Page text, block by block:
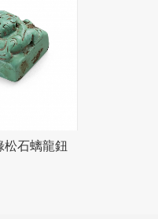
松石螭龍鈕